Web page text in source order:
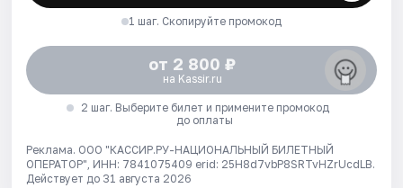
1 шаг. Скопируйте промокод
от 2 800 ₽
на Kassir.ru
2 шаг. Выберите билет и примените промокод
до оплаты
Реклама. ООО "КАССИР.РУ-НАЦИОНАЛЬНЫЙ БИЛЕТНЫЙ
ОПЕРАТОР", ИНН: 7841075409 erid: 25H8d7vbP8SRTvHZrUcdLB.
Действует до 31 августа 2026